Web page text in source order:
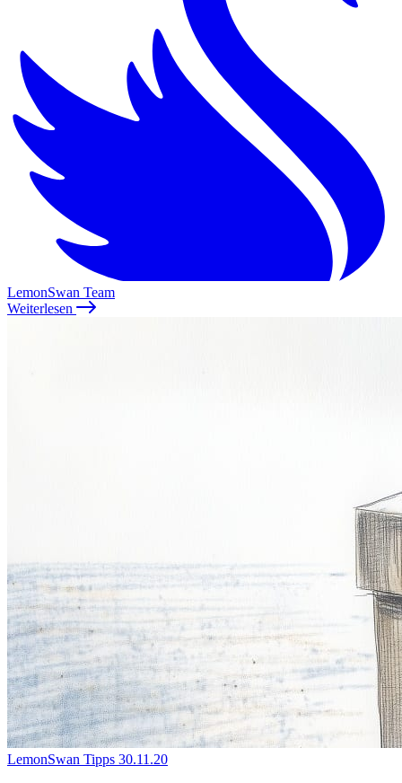
LemonSwan Team
Weiterlesen
LemonSwan Tipps 30.11.20